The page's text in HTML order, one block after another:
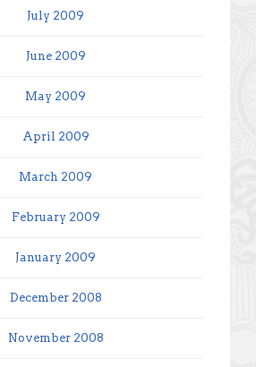
July 2009
June 2009
May 2009
April 2009
March 2009
February 2009
January 2009
December 2008
November 2008